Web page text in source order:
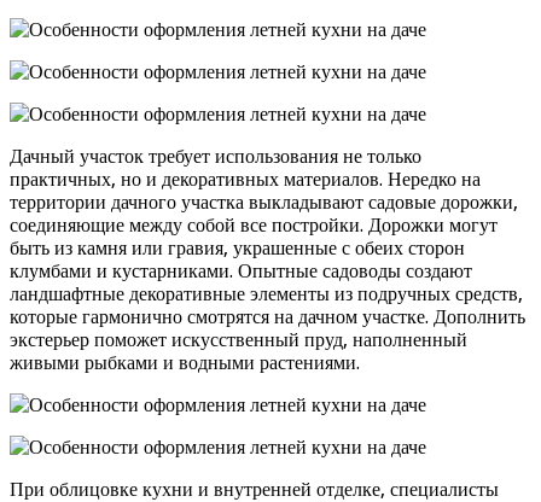
Дачный участок требует использования не только
практичных, но и декоративных материалов. Нередко на
территории дачного участка выкладывают садовые дорожки,
соединяющие между собой все постройки. Дорожки могут
быть из камня или гравия, украшенные с обеих сторон
клумбами и кустарниками. Опытные садоводы создают
ландшафтные декоративные элементы из подручных средств,
которые гармонично смотрятся на дачном участке. Дополнить
экстерьер поможет искусственный пруд, наполненный
живыми рыбками и водными растениями.
При облицовке кухни и внутренней отделке, специалисты